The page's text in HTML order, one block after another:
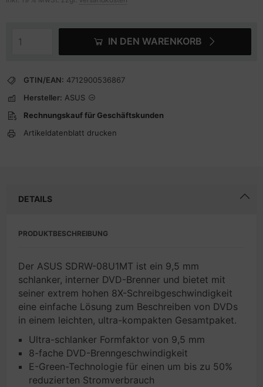
IN DEN WARENKORB
GTIN/EAN: 4712900536867
Hersteller: ASUS
Rechnungskauf für Geschäftskunden
Artikeldatenblatt drucken
DETAILS
PRODUKTBESCHREIBUNG
Der ASUS SDRW-08U1MT ist ein 9,5 mm
schlanker, interner DVD-Brenner und bietet mit
seiner extrem hohen 8X-Schreibgeschwindigkeit
eine einfache Lösung zum Beschreiben von DVDs
in einem leichten, ultra-kompakten Gesamtpaket.
Ultra-schlanker Formfaktor von 9,5 mm
8-fache DVD-Brenngeschwindigkeit
E-Green-Technologie für einen um bis zu 50%
reduzierten Stromverbrauch